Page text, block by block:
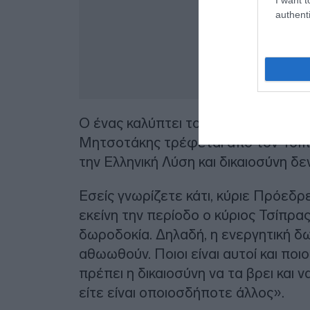
Ο ένας καλύπτει τον άλλον. Ο
Μητσοτάκης τρέφεται από τον
την Ελληνική Λύση και δικαιοσύνη
Εσείς γνωρίζετε κάτι, κύριε
εκείνη την περίοδο ο κύριος
δωροδοκία. Δηλαδή, η ενεργητική
αθωωθούν. Ποιοι είναι αυτοί και
πρέπει η δικαιοσύνη να τα βρει και
είτε είναι οποιοσδήποτε άλλος».